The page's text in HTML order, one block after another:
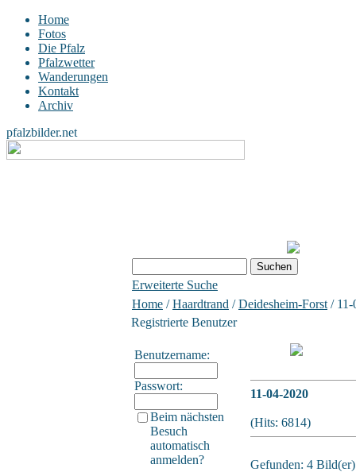
Home
Fotos
Die Pfalz
Pfalzwetter
Wanderungen
Kontakt
Archiv
pfalzbilder.net
Erweiterte Suche
Home /Haardtrand /Deidesheim-Forst / 11-
Registrierte Benutzer
Benutzername:
Passwort:
Beim nächsten
Besuch
automatisch
anmelden?
11-04-2020
(Hits: 6814)
Gefunden: 4